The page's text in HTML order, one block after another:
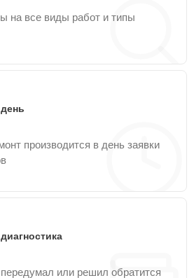
на все виды работ и типы
производится в день заявки
или решил обратится